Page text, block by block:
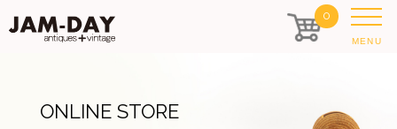
0
MENU
ONLINE STORE